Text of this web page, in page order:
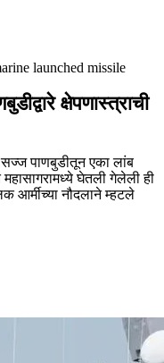
launched missile
क्षेपणास्त्राची
पाणबुडीतून एका लांब
महासागरामध्ये घेतली गेलेली ही
आर्मीच्या नौदलाने म्हटले